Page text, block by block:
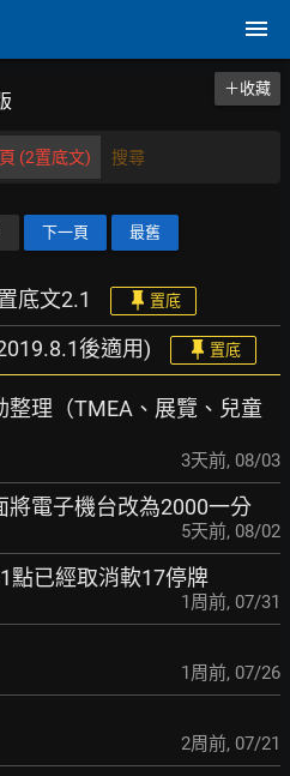
＋收藏
(2置底文) 搜尋
下一頁 最舊
底文2.1 置底
後適用) 置底
整理（TMEA、展覽、兒童
3天前, 08/03
將電子機台改為2000一分
5天前, 08/02
點已經取消軟17停牌
1周前, 07/31
1周前, 07/26
2周前, 07/21